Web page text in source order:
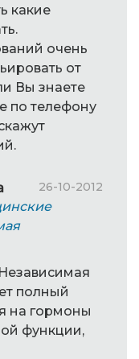
какие
очень
от
Вы знаете
по телефону
26-10-2012
полный
на гормоны
функции,